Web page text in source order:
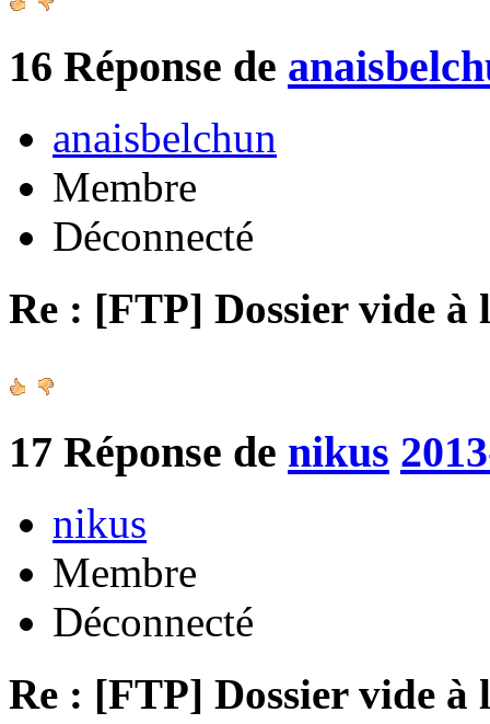
16 Réponse de
anaisbelchun
Membre
Déconnecté
Re : [FTP] Dossier vide à
17 Réponse de nikus
nikus
Membre
Déconnecté
Re : [FTP] Dossier vide à